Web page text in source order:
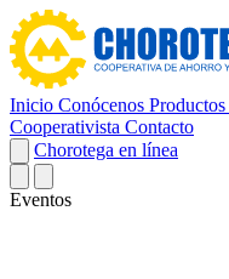
Inicio Conócenos Productos
Cooperativista Contacto
Chorotega en línea
Eventos